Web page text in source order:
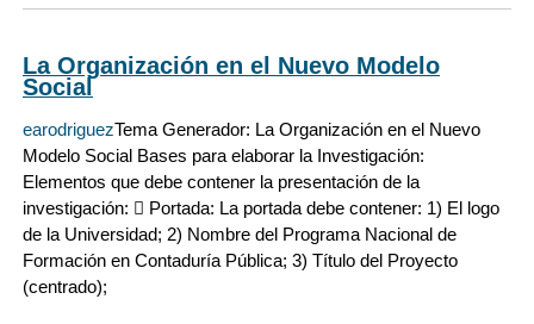
La Organización en el Nuevo Modelo
Social
earodriguezTema Generador: La Organización en el Nuevo
Modelo Social Bases para elaborar la Investigación:
Elementos que debe contener la presentación de la
investigación:  Portada: La portada debe contener: 1) El logo
de la Universidad; 2) Nombre del Programa Nacional de
Formación en Contaduría Pública; 3) Título del Proyecto
(centrado);